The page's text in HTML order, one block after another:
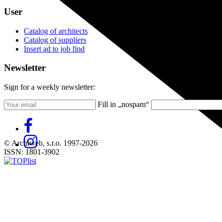
User
Catalog of architects
Catalog of suppliers
Insert ad to job find
Newsletter
Sign for a weekly newsletter:
Fill in „nospam“
© Archiweb, s.r.o. 1997-2026
ISSN: 1801-3902